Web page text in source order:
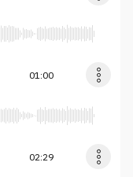
01:00
02:29